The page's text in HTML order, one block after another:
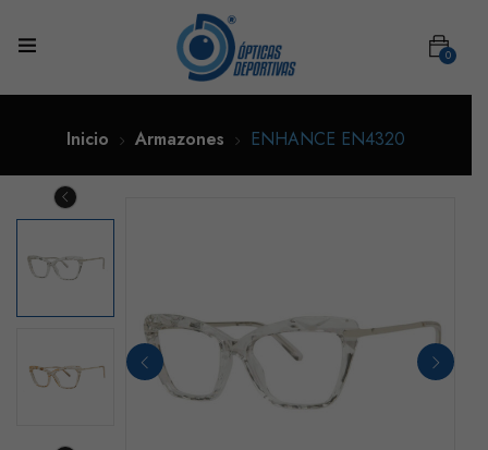
0
Inicio Armazones ENHANCE EN4320